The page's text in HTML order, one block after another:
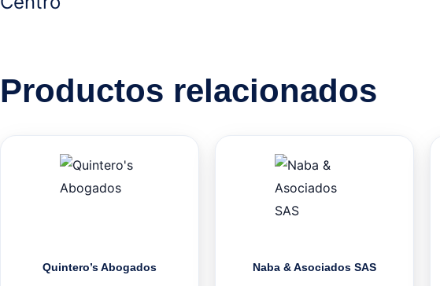
Productos relacionados
Quintero’s Abogados Naba & Asociados SAS